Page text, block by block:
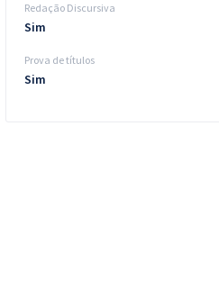
Redação Discursiva
Sim
Prova de títulos
Sim